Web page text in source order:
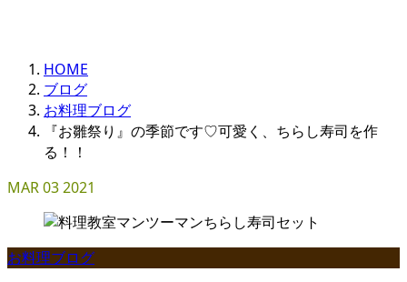
HOME
ブログ
お料理ブログ
『お雛祭り』の季節です♡可愛く、ちらし寿司を作
る！！
MAR032021
お料理ブログ